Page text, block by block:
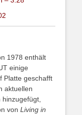
1978 enthält
einige
Platte geschafft
aktuellen
von Living in